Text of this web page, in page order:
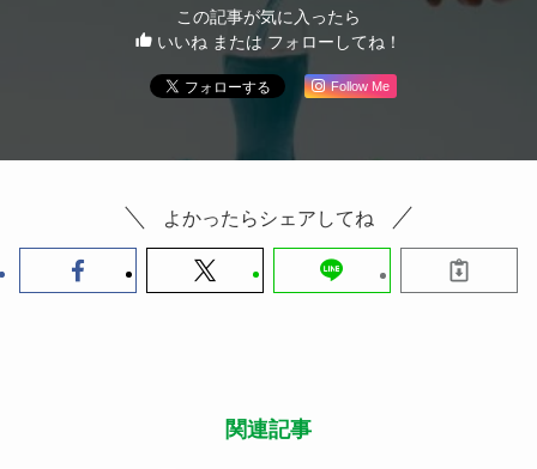
この記事が気に入ったら
いいね または フォローしてね！
Follow Me
よかったらシェアしてね
関連記事